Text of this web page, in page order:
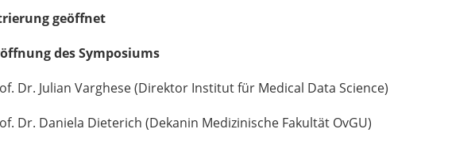
geöffnet
des Symposiums
(Direktor Institut für Medical Data Science)
Dieterich (Dekanin Medizinische Fakultät OvGU)